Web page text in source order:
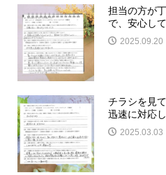
担当の方が
で、安心して
2025.09.20
チラシを見
迅速に対応し
2025.03.03